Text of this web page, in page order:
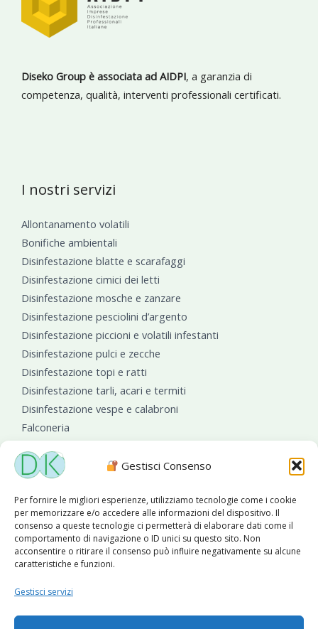
Gestisci Consenso
Per fornire le migliori esperienze, utilizziamo tecnologie come i cookie
per memorizzare e/o accedere alle informazioni del dispositivo. Il
consenso a queste tecnologie ci permetterà di elaborare dati come il
comportamento di navigazione o ID unici su questo sito. Non
acconsentire o ritirare il consenso può influire negativamente su alcune
caratteristiche e funzioni.
Gestisci servizi
Diseko Group è associata ad AIDPI, a garanzia di
competenza, qualità, interventi professionali certificati.
I nostri servizi
Allontanamento volatili
Bonifiche ambientali
Disinfestazione blatte e scarafaggi
Disinfestazione cimici dei letti
Disinfestazione mosche e zanzare
Disinfestazione pesciolini d’argento
Disinfestazione piccioni e volatili infestanti
Disinfestazione pulci e zecche
Disinfestazione topi e ratti
Disinfestazione tarli, acari e termiti
Disinfestazione vespe e calabroni
Falconeria
Sanificazioni ambientali